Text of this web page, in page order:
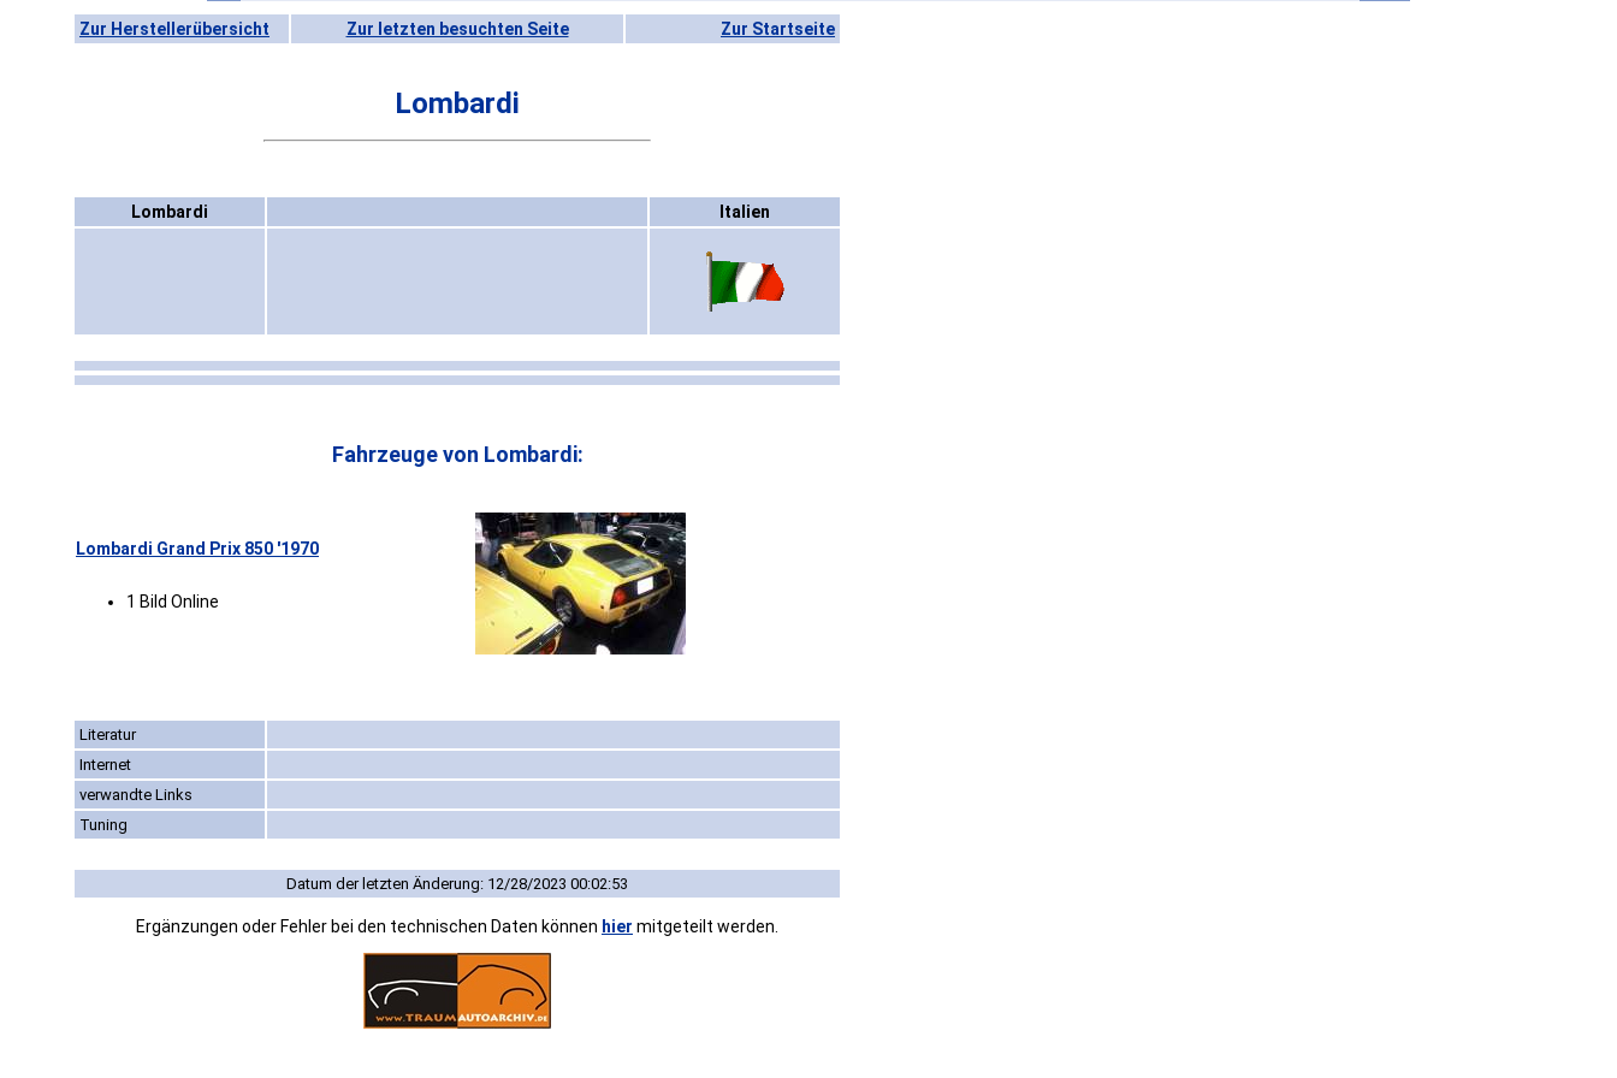
Zur Herstellerübersicht Zur letzten besuchten Seite Zur Startseite
Lombardi
Lombardi Italien
Fahrzeuge von Lombardi:
Lombardi Grand Prix 850 '1970
1 Bild Online
Literatur
Internet
verwandte Links
Tuning
Datum der letzten Änderung: 12/28/2023 00:02:53
Ergänzungen oder Fehler bei den technischen Daten können hier mitgeteilt werden.